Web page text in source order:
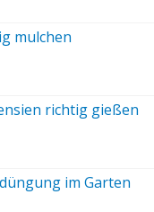
mulchen
richtig gießen
im Garten